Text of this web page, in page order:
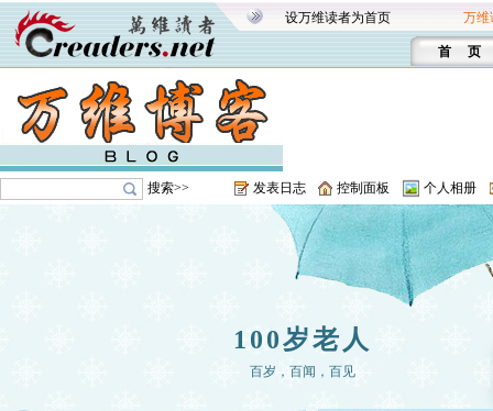
设万维读者为首页 万维
首 页
搜索>> 发表日志 控制面板 个人相册
100岁老人
百岁，百闻，百见